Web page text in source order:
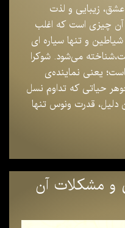
زیبایی و لذت
آن چیزی است که اغلب
و تنها سیاره ای
می‌شود. شوکرا
یعنی نماینده‌ی
حیاتی که تداوم نسل
قدرت ونوس تنها
و مشکلات آن